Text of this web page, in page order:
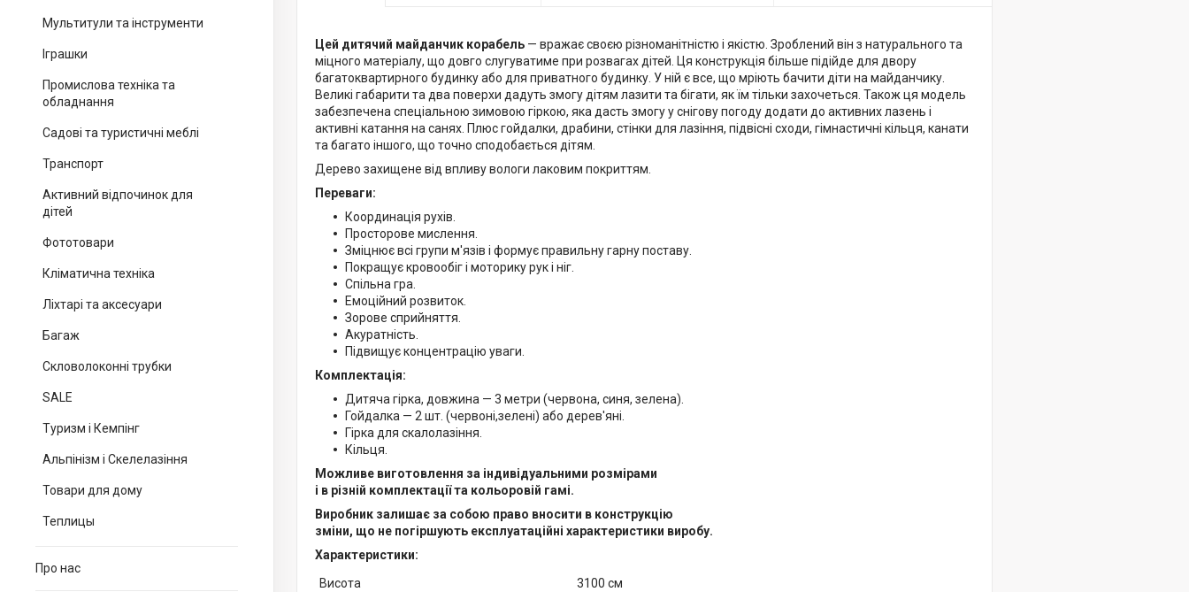
Мультитули та інструменти
Іграшки
Промислова техніка та
обладнання
Садові та туристичні меблі
Транспорт
Активний відпочинок для
дітей
Фототовари
Кліматична техніка
Ліхтарі та аксесуари
Багаж
Скловолоконні трубки
SALE
Туризм і Кемпінг
Альпінізм і Скелелазіння
Товари для дому
Теплицы
Про нас
Цей дитячий майданчик корабель — вражає своєю різноманітністю і якістю. Зроблений він з натурального та
міцного матеріалу, що довго слугуватиме при розвагах дітей. Ця конструкція більше підійде для двору
багатоквартирного будинку або для приватного будинку. У ній є все, що мріють бачити діти на майданчику.
Великі габарити та два поверхи дадуть змогу дітям лазити та бігати, як їм тільки захочеться. Також ця модель
забезпечена спеціальною зимовою гіркою, яка дасть змогу у снігову погоду додати до активних лазень і
активні катання на санях. Плюс гойдалки, драбини, стінки для лазіння, підвісні сходи, гімнастичні кільця, канати
та багато іншого, що точно сподобається дітям.
Дерево захищене від впливу вологи лаковим покриттям.
Переваги:
Координація рухів.
Просторове мислення.
Зміцнює всі групи м'язів і формує правильну гарну поставу.
Покращує кровообіг і моторику рук і ніг.
Спільна гра.
Емоційний розвиток.
Зорове сприйняття.
Акуратність.
Підвищує концентрацію уваги.
Комплектація:
Дитяча гірка, довжина — 3 метри (червона, синя, зелена).
Гойдалка — 2 шт. (червоні,зелені) або дерев'яні.
Гірка для скалолазіння.
Кільця.
Можливе виготовлення за індивідуальними розмірами
і в різній комплектації та кольоровій гамі.
Виробник залишає за собою право вносити в конструкцію
зміни, що не погіршують експлуатаційні характеристики виробу.
Характеристики:
Висота
3100 см